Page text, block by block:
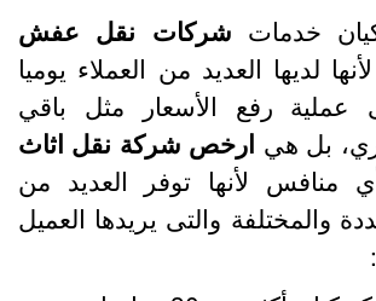
خدماتشركات نقل عفش
لديها العديد من العملاء يوميا
رفع الأسعار مثل باقي
بل هيارخص شركة نقل اثاث
لأنها توفر العديد من
والمختلفة والتى يريدها العميل